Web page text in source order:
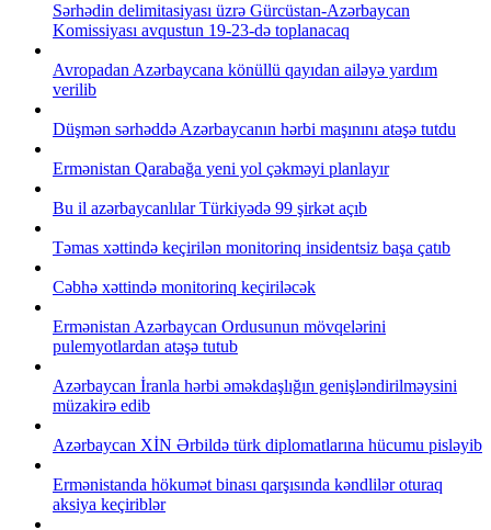
Sərhədin delimitasiyası üzrə Gürcüstan-Azərbaycan
Komissiyası avqustun 19-23-də toplanacaq
Avropadan Azərbaycana könüllü qayıdan ailəyə yardım
verilib
Düşmən sərhəddə Azərbaycanın hərbi maşınını atəşə tutdu
Ermənistan Qarabağa yeni yol çəkməyi planlayır
Bu il azərbaycanlılar Türkiyədə 99 şirkət açıb
Təmas xəttində keçirilən monitorinq insidentsiz başa çatıb
Cəbhə xəttində monitorinq keçiriləcək
Ermənistan Azərbaycan Ordusunun mövqelərini
pulemyotlardan atəşə tutub
Azərbaycan İranla hərbi əməkdaşlığın genişləndirilməysini
müzakirə edib
Azərbaycan XİN Ərbildə türk diplomatlarına hücumu pisləyib
Ermənistanda hökumət binası qarşısında kəndlilər oturaq
aksiya keçiriblər